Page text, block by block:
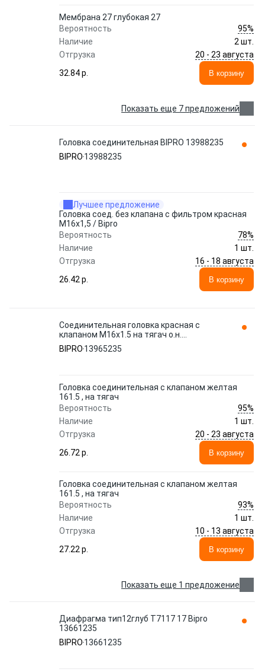
Мембрана 27 глубокая 27
Вероятность
95%
Наличие
2 шт.
Отгрузка
20 - 23 августа
32.84 p.
В корзину
Показать еще 7 предложений
Головка соединительная BIPRO 13988235
BIPRO 13988235
Лучшее предложение
Головка соед. без клапана с фильтром красная
М16x1,5 / Bipro
Вероятность
78%
Наличие
1 шт.
Отгрузка
16 - 18 августа
26.42 p.
В корзину
Соединительная головка красная с
клапаном M16x1.5 на тягач о.н.
9522002210 (M7106113) 13965235 BIPRO
BIPRO 13965235
Головка соединительная с клапаном желтая
161.5 , на тягач
Вероятность
95%
Наличие
1 шт.
Отгрузка
20 - 23 августа
26.72 p.
В корзину
Головка соединительная с клапаном желтая
161.5 , на тягач
Вероятность
93%
Наличие
1 шт.
Отгрузка
10 - 13 августа
27.22 p.
В корзину
Показать еще 1 предложение
Диафрагма тип12глуб T7117 17 Bipro
13661235
BIPRO 13661235